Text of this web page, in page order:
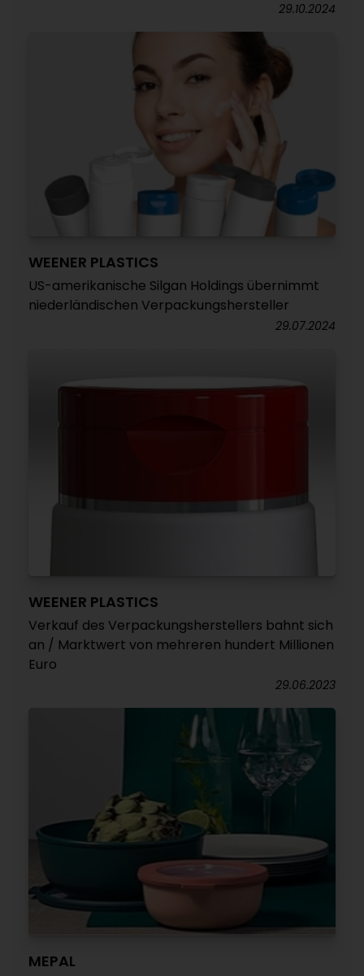
29.10.2024
WEENER PLASTICS
US-amerikanische Silgan Holdings übernimmt
niederländischen Verpackungshersteller
29.07.2024
WEENER PLASTICS
Verkauf des Verpackungsherstellers bahnt sich
an / Marktwert von mehreren hundert Millionen
Euro
29.06.2023
MEPAL